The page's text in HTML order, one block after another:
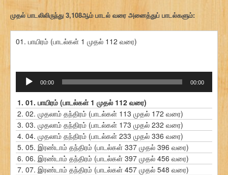
முதல் பாடலிலிருந்து 3,108ஆம் பாடல் வரை அனைத்துப் பாடல்களும்:
01. பாயிரம் (பாடல்கள் 1 முதல் 112 வரை)
ஒலி
கருவி
00:00 00:00
1. 01. பாயிரம் (பாடல்கள் 1 முதல் 112 வரை)
2. 02. முதலாம் தந்திரம் (பாடல்கள் 113 முதல் 172 வரை)
3. 03. முதலாம் தந்திரம் (பாடல்கள் 173 முதல் 232 வரை)
4. 04. முதலாம் தந்திரம் (பாடல்கள் 233 முதல் 336 வரை)
5. 05. இரண்டாம் தந்திரம் (பாடல்கள் 337 முதல் 396 வரை)
6. 06. இரண்டாம் தந்திரம் (பாடல்கள் 397 முதல் 456 வரை)
7. 07. இரண்டாம் தந்திரம் (பாடல்கள் 457 முதல் 548 வரை)